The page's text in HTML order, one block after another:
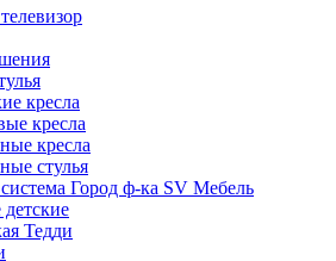
кресла
кресла
кресла
стулья
Город ф-ка SV Мебель
Тедди